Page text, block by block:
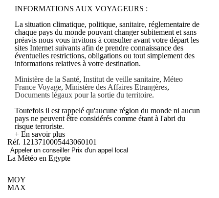
INFORMATIONS AUX VOYAGEURS :
La situation climatique, politique, sanitaire, réglementaire de
chaque pays du monde pouvant changer subitement et sans
préavis nous vous invitons à consulter avant votre départ les
sites Internet suivants afin de prendre connaissance des
éventuelles restrictions, obligations ou tout simplement des
informations relatives à votre destination.
Ministère de la Santé, Institut de veille sanitaire, Méteo
France Voyage, Ministère des Affaires Etrangères,
Documents légaux pour la sortie du territoire.
Toutefois il est rappelé qu'aucune région du monde ni aucun
pays ne peuvent être considérés comme étant à l'abri du
risque terroriste.
+ En savoir plus
Réf. 1213710005443060101
Appeler un conseiller Prix d'un appel local
La Météo en Egypte
MOY
MAX